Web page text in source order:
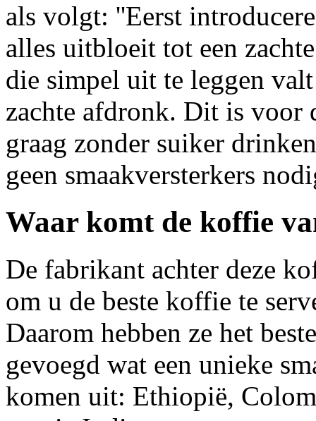
als volgt: ''Eerst
alles uitbloeit tot een
die simpel uit te leggen
zachte afdronk. Dit is voor
graag zonder suiker
geen smaakversterkers
Waar komt de koffie
De fabrikant achter deze
om u de beste koffie te
Daarom hebben ze het
gevoegd wat een unieke
komen uit: Ethiopië,